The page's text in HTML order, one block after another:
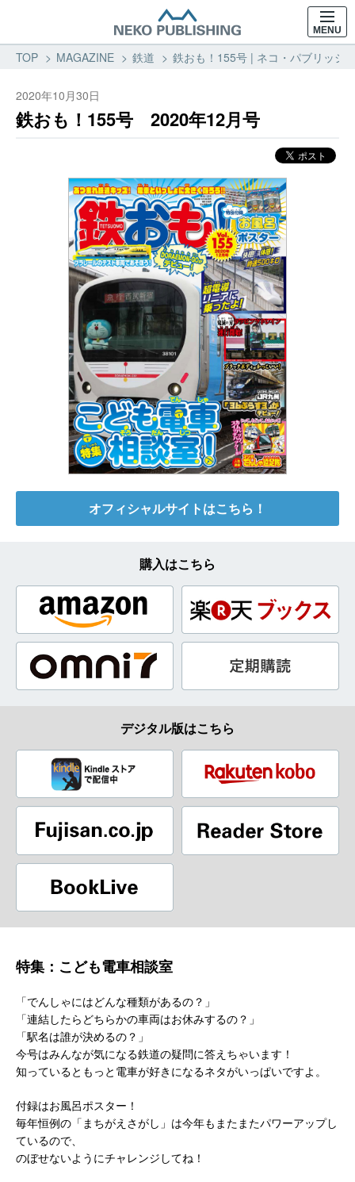
MENU
TOP MAGAZINE 鉄道 鉄おも！155号 | ネコ・パブリッシ
2020年10月30日
鉄おも！155号 2020年12月号
オフィシャルサイトはこちら！
購入はこちら
デジタル版はこちら
特集：こども電車相談室
「でんしゃにはどんな種類があるの？」
「連結したらどちらかの車両はお休みするの？」
「駅名は誰が決めるの？」
今号はみんなが気になる鉄道の疑問に答えちゃいます！
知っているともっと電車が好きになるネタがいっぱいですよ。
付録はお風呂ポスター！
毎年恒例の「まちがえさがし」は今年もまたまたパワーアップし
ているので、
のぼせないようにチャレンジしてね！